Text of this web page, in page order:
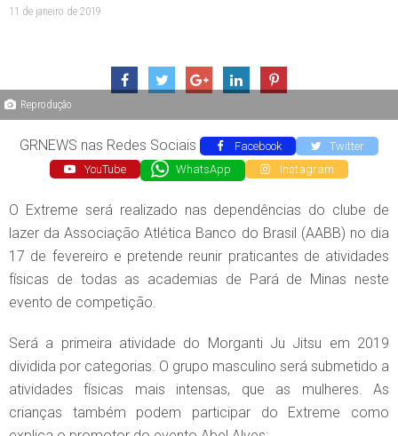
11 de janeiro de 2019
Reprodução
GRNEWS nas Redes Sociais Facebook
Twitter
YouTube
WhatsApp Instagram
O Extreme será realizado nas dependências do clube de
lazer da Associação Atlética Banco do Brasil (AABB) no dia
17 de fevereiro e pretende reunir praticantes de atividades
físicas de todas as academias de Pará de Minas neste
evento de competição.
Será a primeira atividade do Morganti Ju Jitsu em 2019
dividida por categorias. O grupo masculino será submetido a
atividades físicas mais intensas, que as mulheres. As
crianças também podem participar do Extreme como